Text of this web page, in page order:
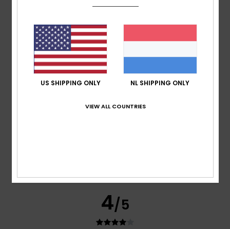
6. juli 2026
Geverifieerde aankoop
The picture doesn’t lie
Comfort: 4/5 Prijs-kwaliteitverhouding: 4/5 Maat: Perfecte
Materiaal: 4/5 Kleur: 4
5
4/5
US SHIPPING ONLY NL SHIPPING ONLY
VIEW ALL COUNTRIES